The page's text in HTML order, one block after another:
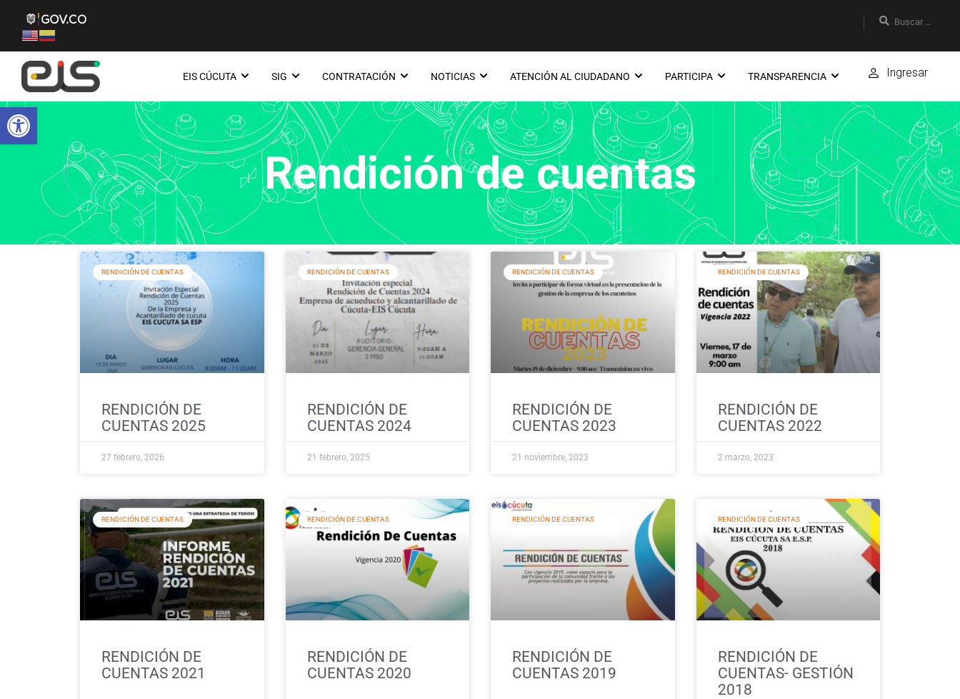
Abrir barra de herramientas
EIS CÚCUTA SIG CONTRATACIÓN NOTICIAS ATENCIÓN AL CIUDADANO PARTICIPA TRANSPARENCIA Ingresar
Rendición de cuentas
RENDICIÓN DE CUENTAS
RENDICIÓN DE
CUENTAS 2025
27 febrero, 2026
RENDICIÓN DE CUENTAS
RENDICIÓN DE
CUENTAS 2024
21 febrero, 2025
RENDICIÓN DE CUENTAS
RENDICIÓN DE
CUENTAS 2023
21 noviembre, 2023
RENDICIÓN DE CUENTAS
RENDICIÓN DE
CUENTAS 2022
2 marzo, 2023
RENDICIÓN DE CUENTAS
RENDICIÓN DE
CUENTAS 2021
RENDICIÓN DE CUENTAS
RENDICIÓN DE
CUENTAS 2020
RENDICIÓN DE CUENTAS
RENDICIÓN DE
CUENTAS 2019
RENDICIÓN DE CUENTAS
RENDICIÓN DE
CUENTAS- GESTIÓN
2018